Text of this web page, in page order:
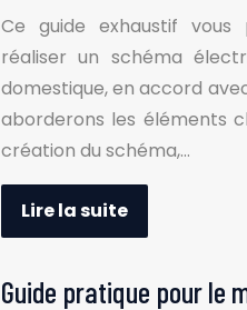
Ce guide exhaustif
réaliser un schéma
domestique, en accord
aborderons les éléments
création du schéma,…
Lire la suite
Guide pratique pour le